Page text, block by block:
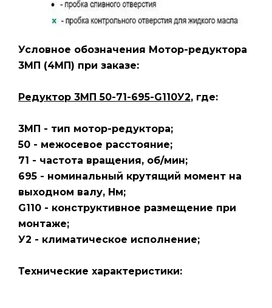
Условное обозначения Мотор-редуктора
3МП (4МП) при заказе:
Редуктор 3МП 50-71-695-G110У2, где:
3МП - тип мотор-редуктора;
50 - межосевое расстояние;
71 - частота вращения, об/мин;
695 - номинальный крутящий момент на
выходном валу, Нм;
G110 - конструктивное размещение при
монтаже;
У2 - климатическое исполнение;
Технические характеристики: